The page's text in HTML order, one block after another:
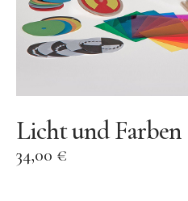
DON FISHER
Ava &
Flensted
Licht und Farben
34,00 €